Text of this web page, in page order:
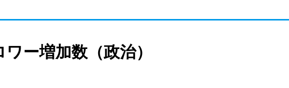
ワー増加数（政治）